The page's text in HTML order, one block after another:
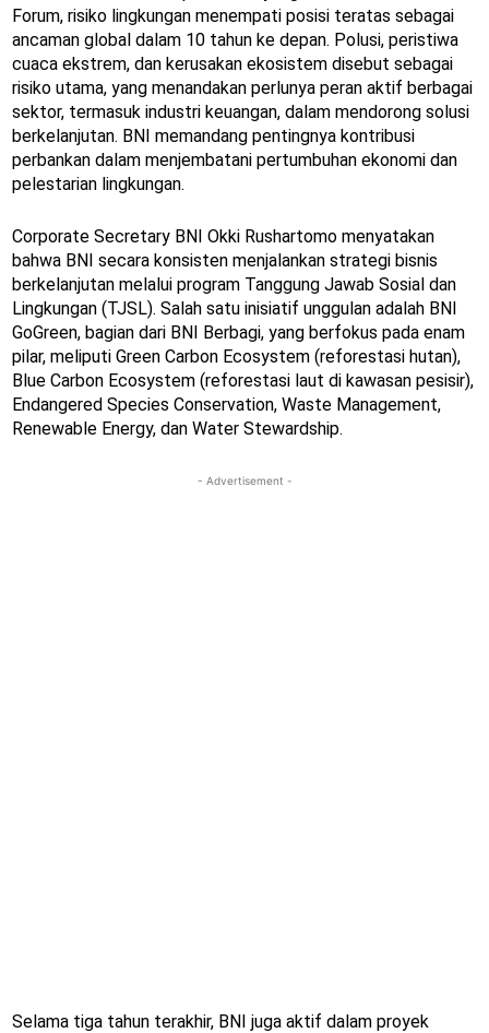
Forum, risiko lingkungan menempati posisi teratas sebagai
ancaman global dalam 10 tahun ke depan. Polusi, peristiwa
cuaca ekstrem, dan kerusakan ekosistem disebut sebagai
risiko utama, yang menandakan perlunya peran aktif berbagai
sektor, termasuk industri keuangan, dalam mendorong solusi
berkelanjutan. BNI memandang pentingnya kontribusi
perbankan dalam menjembatani pertumbuhan ekonomi dan
pelestarian lingkungan.
Corporate Secretary BNI Okki Rushartomo menyatakan
bahwa BNI secara konsisten menjalankan strategi bisnis
berkelanjutan melalui program Tanggung Jawab Sosial dan
Lingkungan (TJSL). Salah satu inisiatif unggulan adalah BNI
GoGreen, bagian dari BNI Berbagi, yang berfokus pada enam
pilar, meliputi Green Carbon Ecosystem (reforestasi hutan),
Blue Carbon Ecosystem (reforestasi laut di kawasan pesisir),
Endangered Species Conservation, Waste Management,
Renewable Energy, dan Water Stewardship.
- Advertisement -
Selama tiga tahun terakhir, BNI juga aktif dalam proyek